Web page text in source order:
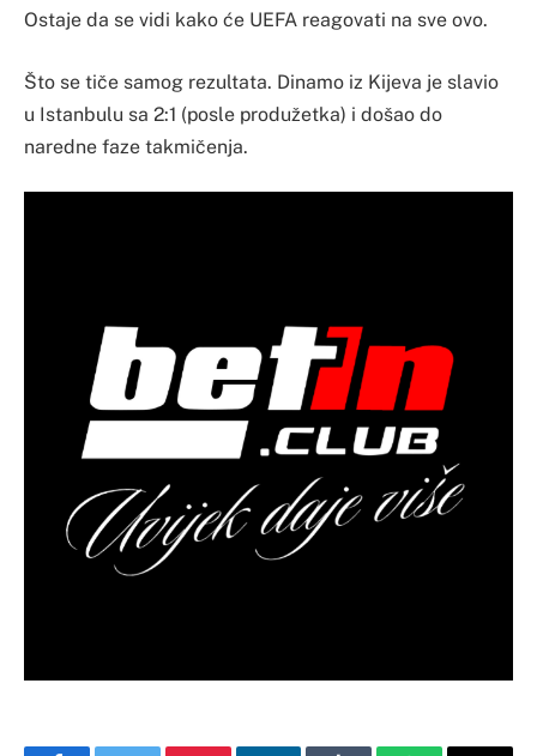
Ostaje da se vidi kako će UEFA reagovati na sve ovo.
Što se tiče samog rezultata. Dinamo iz Kijeva je slavio
u Istanbulu sa 2:1 (posle produžetka) i došao do
naredne faze takmičenja.